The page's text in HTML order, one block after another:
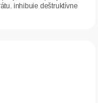
inhibuje deštruktívne